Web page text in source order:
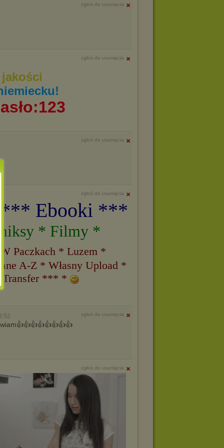
zgłoś do usunięcia
zgłoś do usunięcia
jakości
zgłoś do usunięcia
zgłoś do usunięcia
Ebooki ***
* Filmy *
Paczkach * Luzem *
A-Z * Własny Upload *
Transfer *** *
zgłoś do usunięcia
zgłoś do usunięcia